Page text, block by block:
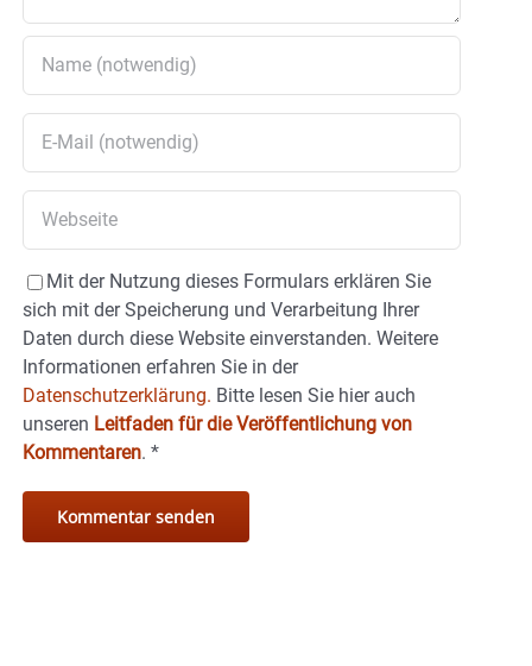
Mit der Nutzung dieses Formulars erklären Sie
sich mit der Speicherung und Verarbeitung Ihrer
Daten durch diese Website einverstanden. Weitere
Informationen erfahren Sie in der
Datenschutzerklärung. Bitte lesen Sie hier auch
unseren Leitfaden für die Veröffentlichung von
Kommentaren. *